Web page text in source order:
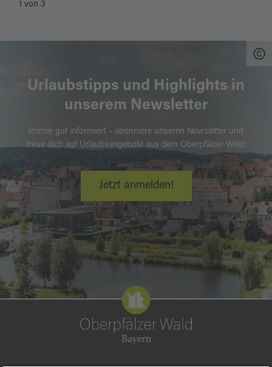
1 von 3
Urlaubstipps und Highlights in
unserem Newsletter
Immer gut informiert – abonniere unseren Newsletter und
freue dich auf Urlaubsangebote aus dem Oberpfälzer Wald!
Jetzt anmelden!